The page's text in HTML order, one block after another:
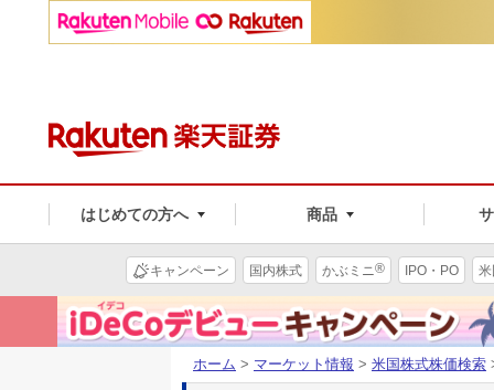
はじめての方へ 商品
キャンペーン 国内株式 かぶミニ® IPO・PO
ホーム > マーケット情報 > 米国株式株価検索